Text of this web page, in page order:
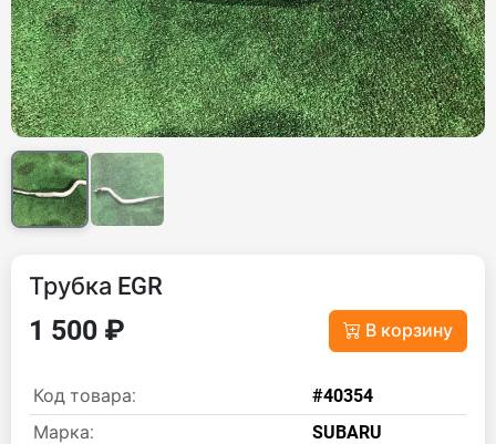
Трубка EGR
1 500 ₽ В корзину
Код товара:
#40354
Марка:
SUBARU